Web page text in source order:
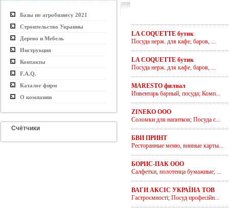
Базы по агробизнесу 2021
Строительство Украины
Дерево и Мебель
Инструкция
Контакты
F.A.Q.
Каталог фирм
О компании
Счётчики
LA COQUETTE бутик
Посуда нерж. для кафе, баров, ...
LA COQUETTE бутик
Посуда нерж. для кафе, баров, ...
MARESTO филиал
Инвентарь барный, посуда; Комп...
ZINEKO ООО
Соломки для напитков; Посуда с...
БВИ ПРИНТ
Ресторанные меню, винные карты...
БОРИС-ПАК ООО
Салфетки, полотенца бумажные; ...
ВАГИ АКСІС УКРАЇНА ТОВ
Гастроємності; Посуд професійн...